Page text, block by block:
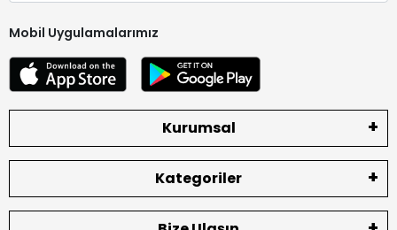
Mobil Uygulamalarımız
Kurumsal
Kategoriler